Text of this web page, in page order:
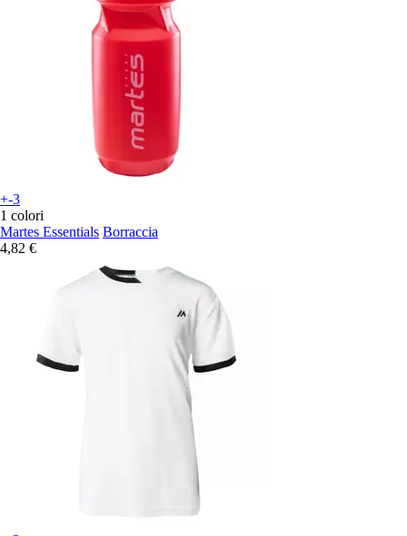
+-3
1 colori
Martes Essentials Borraccia
4,82 €